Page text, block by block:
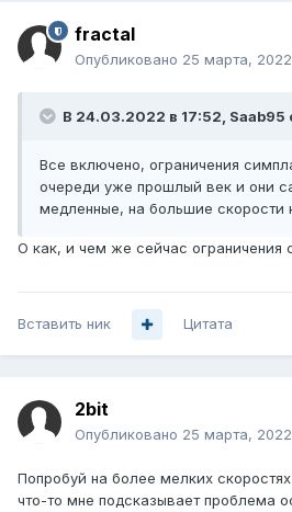
fractal
Опубликовано 25 марта, 2022
В 24.03.2022 в 17:52, Saab95
Все включено, ограничения
очереди уже прошлый век и они
медленные, на большие скорости
О как, и чем же сейчас ограничения
Вставить ник Цитата
2bit
Опубликовано 25 марта, 2022
Попробуй на более мелких
что-то мне подсказывает проблема